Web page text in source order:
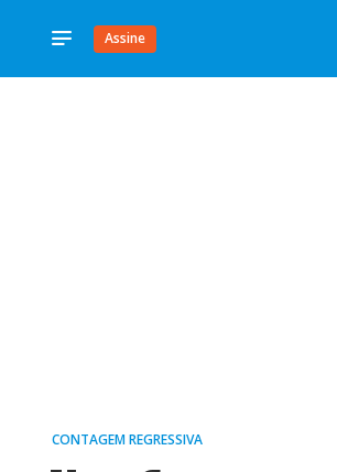
Assine
CONTAGEM REGRESSIVA